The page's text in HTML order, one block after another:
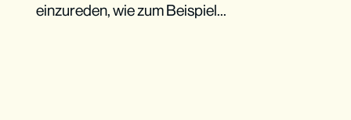
einzureden, wie zum Beispiel...